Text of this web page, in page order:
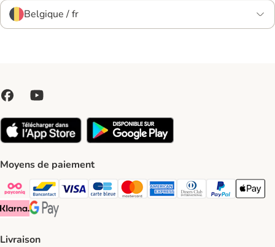
Belgique / fr
Moyens de paiement
Payconiq Payment Method
bancontact Payment Method
Visa Payment Method
carte bleue Payment Method
Master card Payment Method
American express Payment
Diners club Payment
Paypal Payment
Apple
Klarna Payment Method
Google Pay Payment Method
Livraison